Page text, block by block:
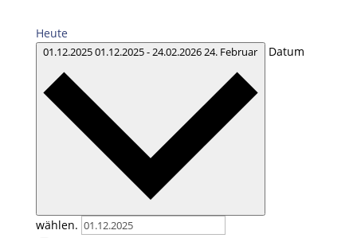
Heute
01.12.202501.12.2025-24.02.202624. Februar Datum
wählen.